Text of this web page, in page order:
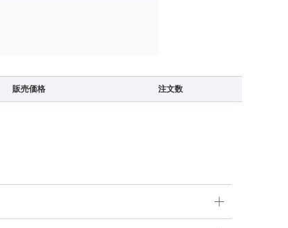
販売価格 注文数